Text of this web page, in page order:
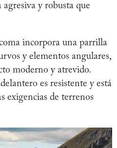
y robusta que
incorpora una parrilla
y elementos angulares,
moderno y atrevido.
es resistente y está
exigencias de terrenos